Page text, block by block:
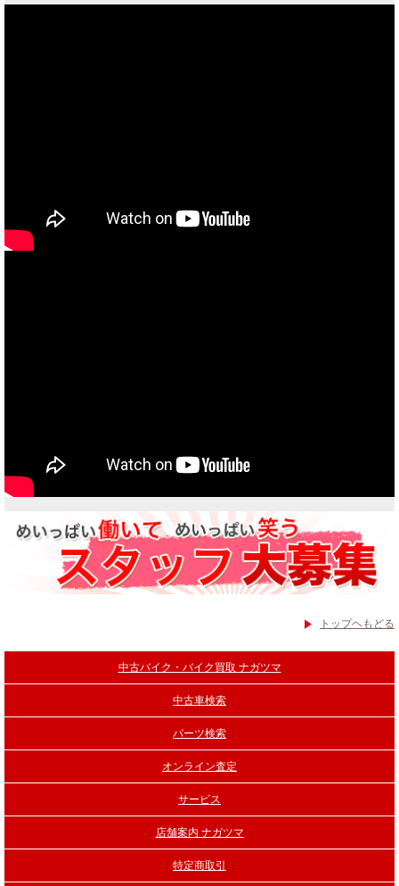
トップヘもどる
中古バイク・バイク買取 ナガツマ
中古車検索
パーツ検索
オンライン査定
サービス
店舗案内 ナガツマ
特定商取引